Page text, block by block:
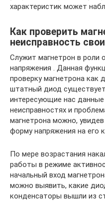
характеристик может
Как проверить
неисправность
Служит магнетрон в роли
напряжения . Данная
проверку магнетрона как
штатный диод
интересующие нас
неисправностях и
магнетрона можно,
форму напряжения на его
По мере возрастания
работы в режиме
начальный вход
можно выявить, какие
конденсаторы вышли из